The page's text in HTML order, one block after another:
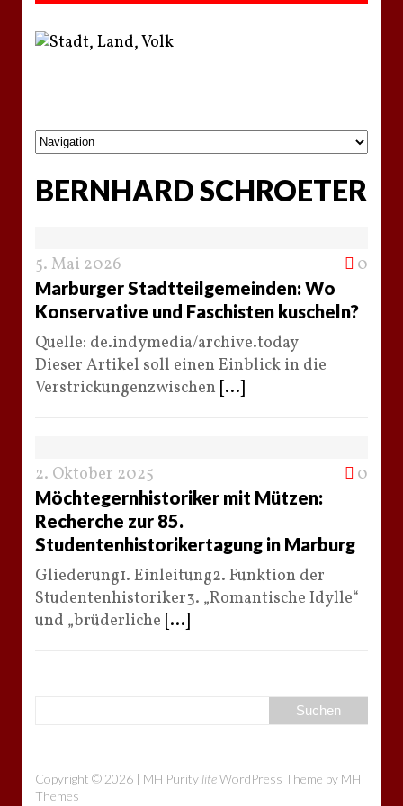
BERNHARD SCHROETER
5. Mai 2026 0
Marburger Stadtteilgemeinden: Wo
Konservative und Faschisten kuscheln?
Quelle: de.indymedia/archive.today
Dieser Artikel soll einen Einblick in die
Verstrickungenzwischen [...]
2. Oktober 2025 0
Möchtegernhistoriker mit Mützen:
Recherche zur 85.
Studentenhistorikertagung in Marburg
Gliederung1. Einleitung2. Funktion der
Studentenhistoriker3. „Romantische Idylle“
und „brüderliche [...]
Copyright © 2026 | MH Purity liteWordPress Theme by MH
Themes